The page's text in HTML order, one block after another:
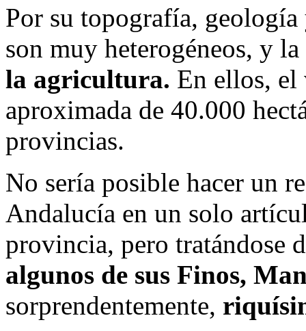
Por su topografía,
son muy heterogéneos, y
la agricultura. En ellos, el
aproximada de 40.000
provincias.
No sería posible hacer un
Andalucía en un solo
provincia, pero tratándose
algunos de sus Finos,
sorprendentemente,